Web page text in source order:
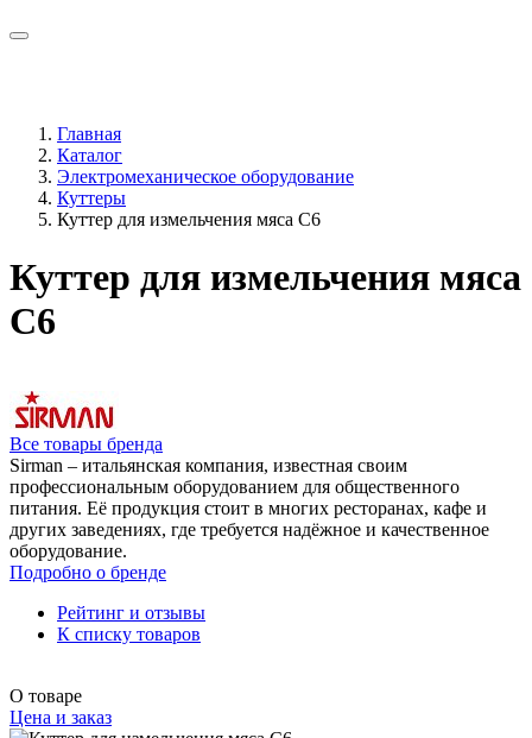
Главная
Каталог
Электромеханическое оборудование
Куттеры
Куттер для измельчения мяса C6
Куттер для измельчения мяса
C6
Все товары бренда
Sirman – итальянская компания, известная своим
профессиональным оборудованием для общественного
питания. Её продукция стоит в многих ресторанах, кафе и
других заведениях, где требуется надёжное и качественное
оборудование.
Подробно о бренде
Рейтинг и отзывы
К списку товаров
О товаре
Цена и заказ